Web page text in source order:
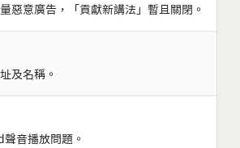
惡意廣告，「貢獻新講法」暫且關閉。
及名稱。
音播放問題。